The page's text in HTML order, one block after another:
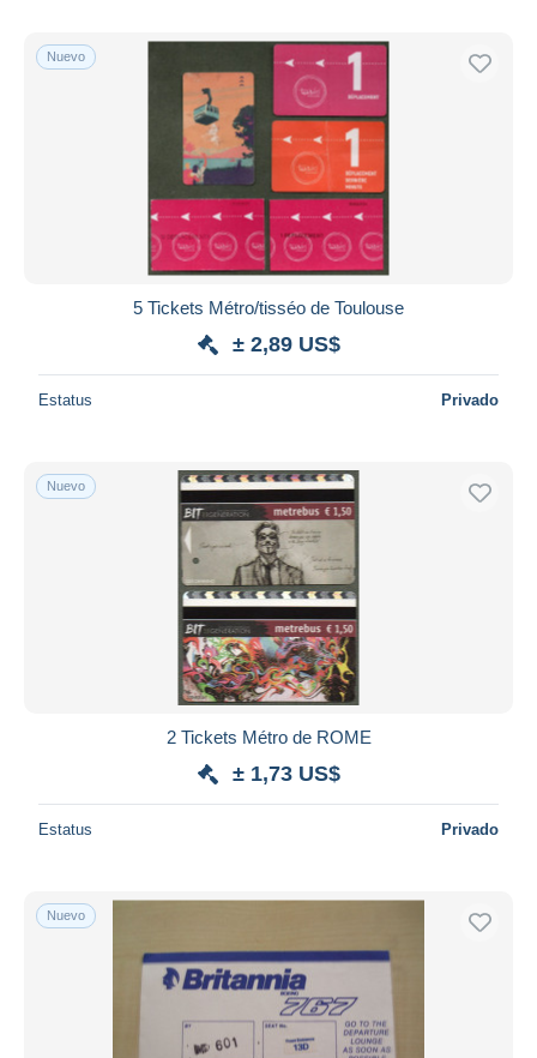
Nuevo
5 Tickets Métro/tisséo de Toulouse
± 2,89 US$
Estatus Privado
Nuevo
2 Tickets Métro de ROME
± 1,73 US$
Estatus Privado
Nuevo